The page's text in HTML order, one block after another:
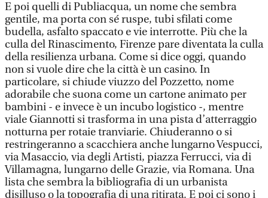
E poi quelli di Publiacqua, un nome che sembra
gentile, ma porta con sé ruspe, tubi sfilati come
budella, asfalto spaccato e vie interrotte. Più che la
culla del Rinascimento, Firenze pare diventata la culla
della resilienza urbana. Come si dice oggi, quando
non si vuole dire che la città è un casino. In
particolare, si chiude viuzzo del Pozzetto, nome
adorabile che suona come un cartone animato per
bambini - e invece è un incubo logistico -, mentre
viale Giannotti si trasforma in una pista d’atterraggio
notturna per rotaie tranviarie. Chiuderanno o si
restringeranno a scacchiera anche lungarno Vespucci,
via Masaccio, via degli Artisti, piazza Ferrucci, via di
Villamagna, lungarno delle Grazie, via Romana. Una
lista che sembra la bibliografia di un urbanista
disilluso o la topografia di una ritirata. E poi ci sono i